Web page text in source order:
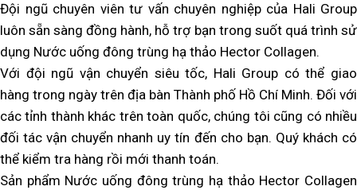
Đội ngũ chuyên viên tư vấn chuyên nghiệp của Hali Group
luôn sẵn sàng đồng hành, hỗ trợ bạn trong suốt quá trình sử
dụng Nước uống đông trùng hạ thảo Hector Collagen.
Với đội ngũ vận chuyển siêu tốc, Hali Group có thể giao
hàng trong ngày trên địa bàn Thành phố Hồ Chí Minh. Đối với
các tỉnh thành khác trên toàn quốc, chúng tôi cũng có nhiều
đối tác vận chuyển nhanh uy tín đến cho bạn. Quý khách có
thể kiểm tra hàng rồi mới thanh toán.
Sản phẩm Nước uống đông trùng hạ thảo Hector Collagen